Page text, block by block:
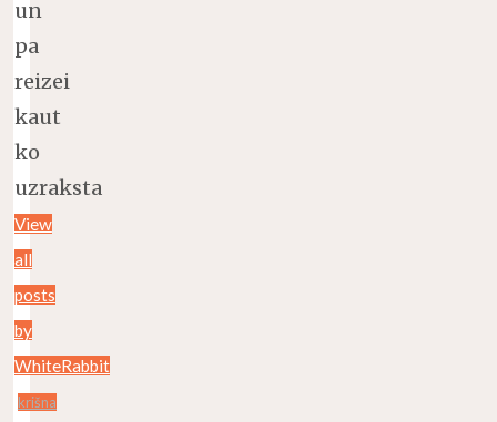
un
pa
reizei
kaut
ko
uzraksta
View
all
posts
by
WhiteRabbit
krišna